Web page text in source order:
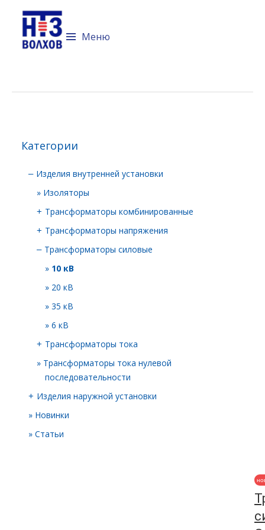
Меню
Категории
– Изделия внутренней установки
Изоляторы
+ Трансформаторы комбинированные
+ Трансформаторы напряжения
– Трансформаторы силовые
10 кВ
20 кВ
35 кВ
6 кВ
+ Трансформаторы тока
Трансформаторы тока нулевой
последовательности
+ Изделия наружной установки
Новинки
Статьи